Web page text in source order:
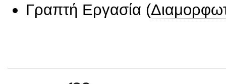
Γραπτή Εργασία (